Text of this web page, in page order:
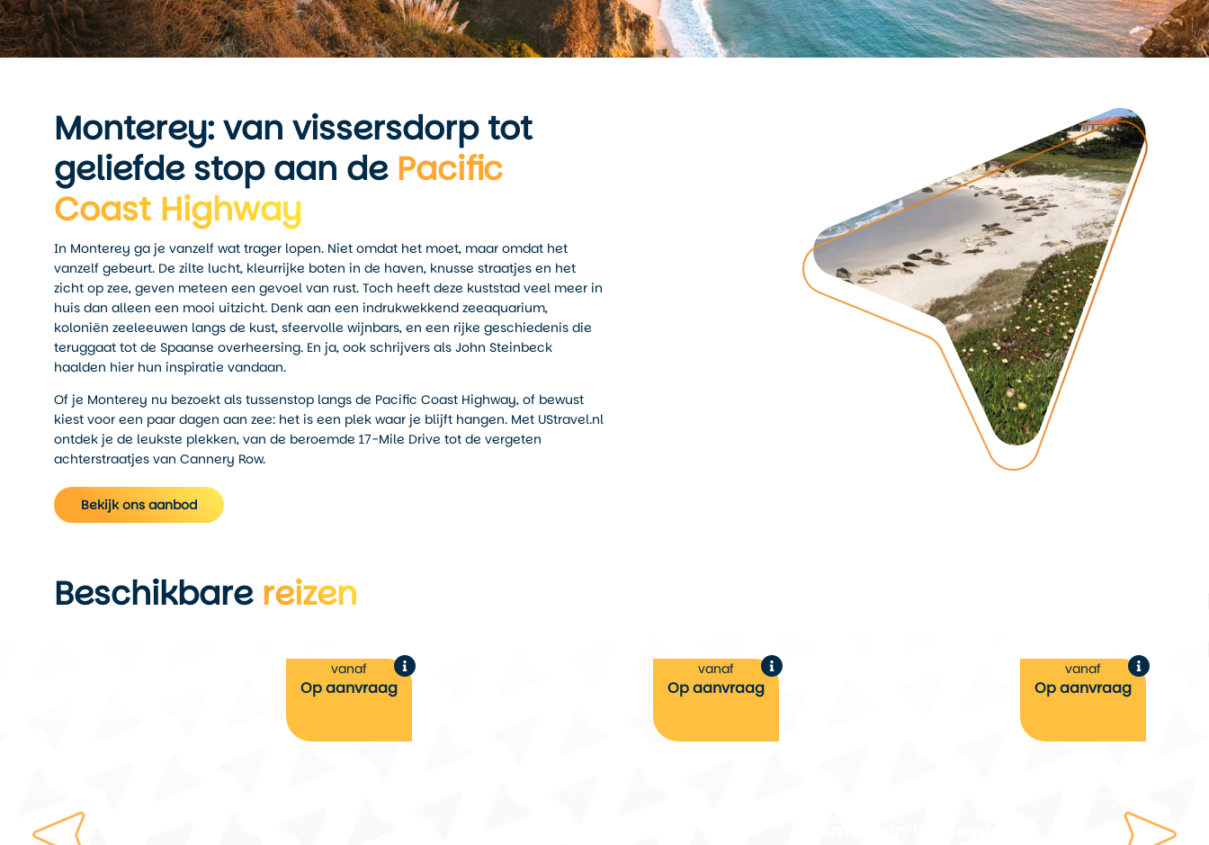
Monterey: van vissersdorp tot
geliefde stop aan de Pacific
Coast Highway
In Monterey ga je vanzelf wat trager lopen. Niet omdat het moet, maar omdat het
vanzelf gebeurt. De zilte lucht, kleurrijke boten in de haven, knusse straatjes en het
zicht op zee, geven meteen een gevoel van rust. Toch heeft deze kuststad veel meer in
huis dan alleen een mooi uitzicht. Denk aan een indrukwekkend zeeaquarium,
koloniën zeeleeuwen langs de kust, sfeervolle wijnbars, en een rijke geschiedenis die
teruggaat tot de Spaanse overheersing. En ja, ook schrijvers als John Steinbeck
haalden hier hun inspiratie vandaan.
Of je Monterey nu bezoekt als tussenstop langs de Pacific Coast Highway, of bewust
kiest voor een paar dagen aan zee: het is een plek waar je blijft hangen. Met UStravel.nl
ontdek je de leukste plekken, van de beroemde 17-Mile Drive tot de vergeten
achterstraatjes van Cannery Row.
Bekijk ons aanbod
Beschikbare reizen
vanaf
Op aanvraag
vanaf
Op aanvraag
vanaf
Op aanvraag